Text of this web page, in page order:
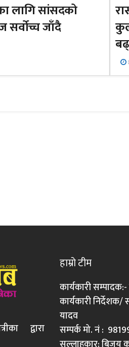
लागि सांसदको
सर्वोच्च जाँदै
द्वारा
हाम्रो टीम
कार्यकारी
कार्यकारी
यादव
सम्पर्क मो. नं :